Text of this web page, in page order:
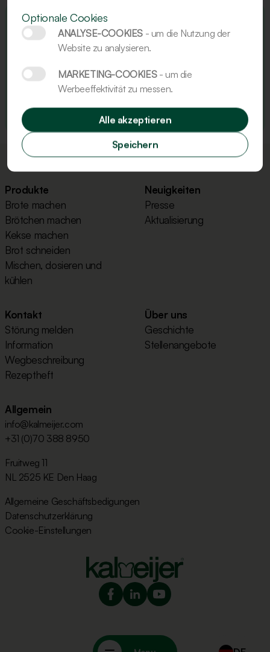
Der beste persönliche Service der Branche.
Optionale Cookies
ANALYSE-COOKIES - um die Nutzung der
Website zu analysieren.
MARKETING-COOKIES - um die
Werbeeffektivität zu messen.
Speichern
Alle akzeptieren
Produkte
Brote machen
Brötchen machen
Kekse machen
Brot schneiden
Mischen, dosieren und
kühlen
Neuigkeiten
Presse
Aktualisierung
Kontakt
Störung melden
Information
Wegbeschreibung
Rezeptheft
Über uns
Geschichte
Stellenangebote
Allgemein
info@kalmeijer.com
+31 (0)70 388 8950
Fruitweg 11
NL 2525 KE Den Haag
Allgemeine Geschäftsbedigungen
Datenschutzerklärung
Cookie-Einstellungen